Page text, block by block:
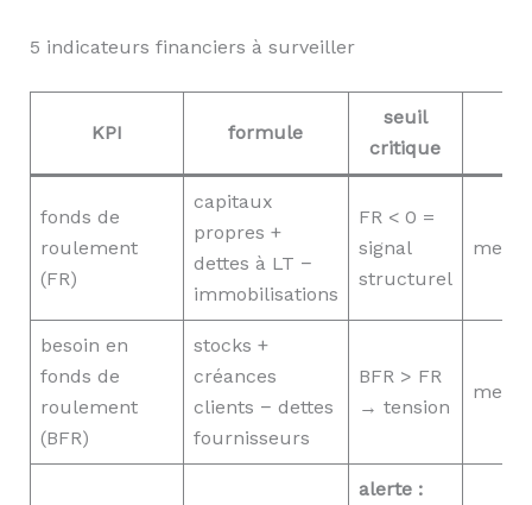
5 indicateurs financiers à surveiller
KPI formule
seuil
critique
fonds de
roulement
(FR)
capitaux
propres +
dettes à LT −
immobilisations
FR < 0 =
signal
structurel
besoin en
fonds de
roulement
(BFR)
stocks +
créances
clients − dettes
fournisseurs
BFR > FR
→ tension
alerte :